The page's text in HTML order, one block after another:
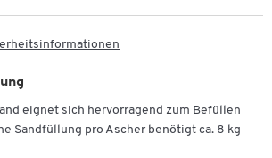
eignet sich hervorragend zum Befüllen
Sandfüllung pro Ascher benötigt ca. 8 kg